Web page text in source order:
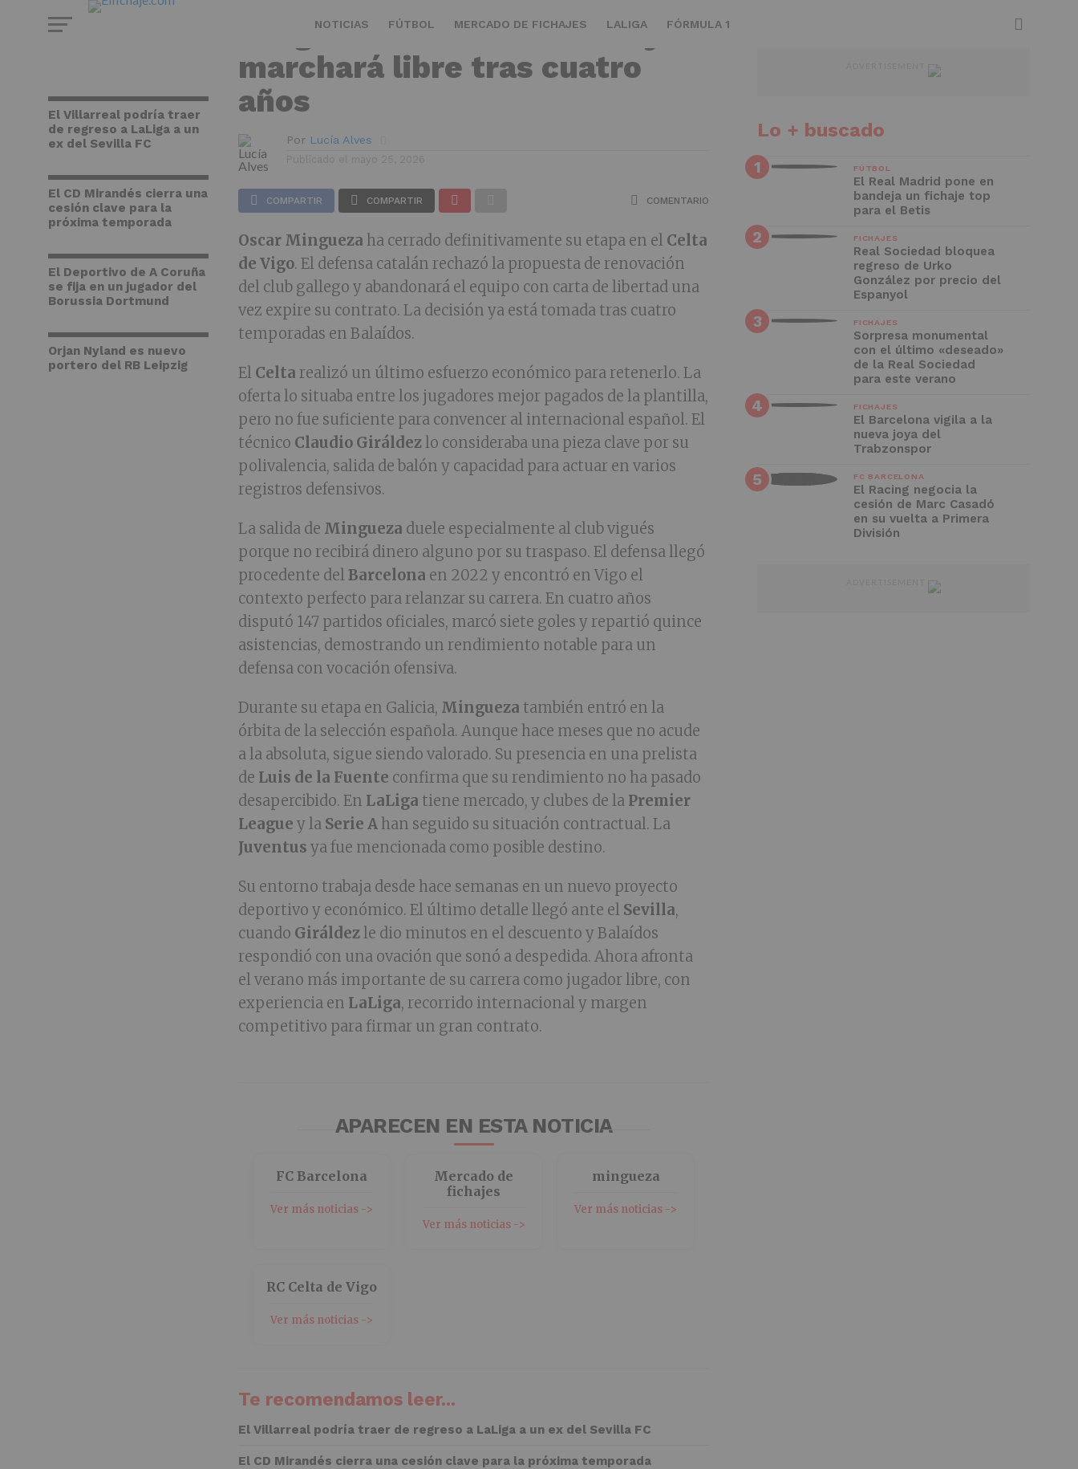
NOTICIAS FÚTBOL MERCADO DE FICHAJES LALIGA FÓRMULA 1
El Villarreal podría traer
de regreso a LaLiga a un
ex del Sevilla FC
El CD Mirandés cierra una
cesión clave para la
próxima temporada
El Deportivo de A Coruña
se fija en un jugador del
Borussia Dortmund
Orjan Nyland es nuevo
portero del RB Leipzig
Mingueza rechaza al Celta y se
marchará libre tras cuatro
años
Por Lucía Alves
COMPARTIR COMPARTIR COMENTARIO
Oscar Mingueza ha cerrado definitivamente su etapa en el Celta
de Vigo. El defensa catalán rechazó la propuesta de renovación
del club gallego y abandonará el equipo con carta de libertad una
vez expire su contrato. La decisión ya está tomada tras cuatro
temporadas en Balaídos.
El Celta realizó un último esfuerzo económico para retenerlo. La
oferta lo situaba entre los jugadores mejor pagados de la plantilla,
pero no fue suficiente para convencer al internacional español. El
técnico Claudio Giráldezlo consideraba una pieza clave por su
polivalencia, salida de balón y capacidad para actuar en varios
registros defensivos.
La salida de Mingueza duele especialmente al club vigués
porque no recibirá dinero alguno por su traspaso. El defensa llegó
procedente delBarcelona en 2022 y encontró en Vigo el
contexto perfecto para relanzar su carrera. En cuatro años
disputó 147 partidos oficiales, marcó siete goles y repartió quince
asistencias, demostrando un rendimiento notable para un
defensa con vocación ofensiva.
Durante su etapa en Galicia, Mingueza también entró en la
órbita de la selección española. Aunque hace meses que no acude
a la absoluta, sigue siendo valorado. Su presencia en una prelista
de Luis de la Fuente confirma que su rendimiento no ha pasado
desapercibido. En LaLiga tiene mercado, y clubes de la Premier
League y la Serie A han seguido su situación contractual. La
Juventus ya fue mencionada como posible destino.
Su entorno trabaja desde hace semanas en un nuevo proyecto
deportivo y económico. El último detalle llegó ante el Sevilla,
cuando Giráldezle dio minutos en el descuento y Balaídos
respondió con una ovación que sonó a despedida. Ahora afronta
el verano más importante de su carrera como jugador libre, con
experiencia en LaLiga, recorrido internacional y margen
competitivo para firmar un gran contrato.
APARECEN EN ESTA NOTICIA
FC Barcelona
Ver más noticias ->
Mercado de
fichajes
Ver más noticias ->
mingueza
Ver más noticias ->
RC Celta de Vigo
Ver más noticias ->
Te recomendamos leer...
El Villarreal podría traer de regreso a LaLiga a un ex del Sevilla FC
El CD Mirandés cierra una cesión clave para la próxima temporada
Lo + buscado
FÚTBOL
El Real Madrid pone en
bandeja un fichaje top
para el Betis
FICHAJES
Real Sociedad bloquea
regreso de Urko
González por precio del
Espanyol
FICHAJES
Sorpresa monumental
con el último «deseado»
de la Real Sociedad
para este verano
FICHAJES
El Barcelona vigila a la
nueva joya del
Trabzonspor
FC BARCELONA
El Racing negocia la
cesión de Marc Casadó
en su vuelta a Primera
División